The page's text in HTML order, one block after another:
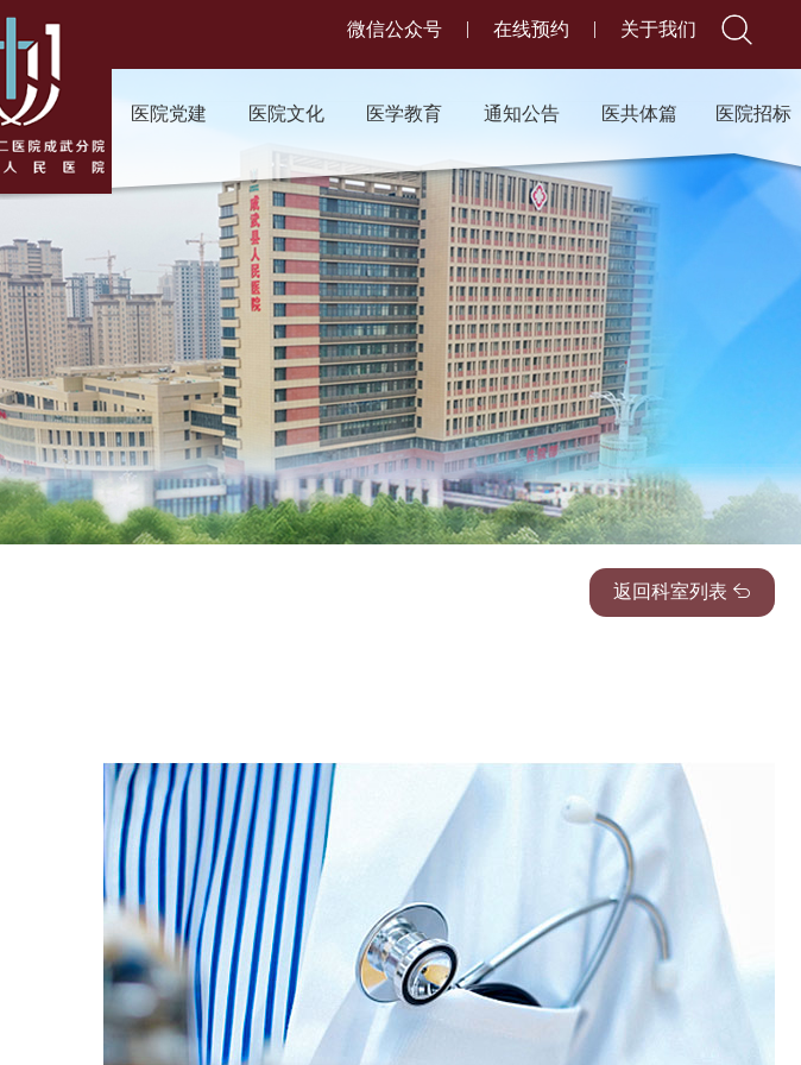
微信公众号 | 在线预约 | 关于我们
医院党建 医院文化 医学教育 通知公告 医共体篇 医院招标
返回科室列表